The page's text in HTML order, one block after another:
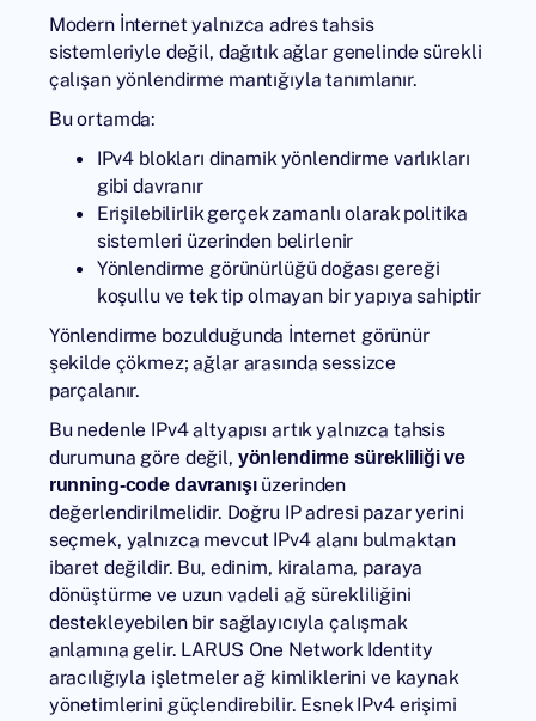
Modern İnternet yalnızca adres tahsis
sistemleriyle değil, dağıtık ağlar genelinde sürekli
çalışan yönlendirme mantığıyla tanımlanır.
Bu ortamda:
IPv4 blokları dinamik yönlendirme varlıkları
gibi davranır
Erişilebilirlik gerçek zamanlı olarak politika
sistemleri üzerinden belirlenir
Yönlendirme görünürlüğü doğası gereği
koşullu ve tek tip olmayan bir yapıya sahiptir
Yönlendirme bozulduğunda İnternet görünür
şekilde çökmez; ağlar arasında sessizce
parçalanır.
Bu nedenle IPv4 altyapısı artık yalnızca tahsis
durumuna göre değil, yönlendirme sürekliliği ve
running-code davranışıüzerinden
değerlendirilmelidir. Doğru IP adresi pazar yerini
seçmek, yalnızca mevcut IPv4 alanı bulmaktan
ibaret değildir. Bu, edinim, kiralama, paraya
dönüştürme ve uzun vadeli ağ sürekliliğini
destekleyebilen bir sağlayıcıyla çalışmak
anlamına gelir. LARUS One Network Identity
aracılığıyla işletmeler ağ kimliklerini ve kaynak
yönetimlerini güçlendirebilir. Esnek IPv4 erişimi